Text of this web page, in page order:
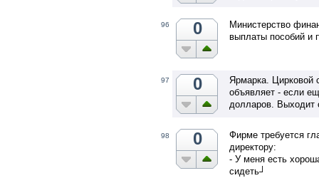
96 0
Министерство
выплаты пособий и
97 0
Ярмарка. Цирковой
объявляет - если
долларов.
98 0
Фирме требуется
директору:
- У меня есть
сидеть┘